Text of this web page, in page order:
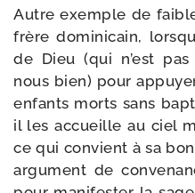
Autre exemple de
frère domi­ni­cain,
de Dieu (qui n’est
nous bien) pour
enfants morts sans
il les accueille au ciel
ce qui convient à sa
argu­ment de